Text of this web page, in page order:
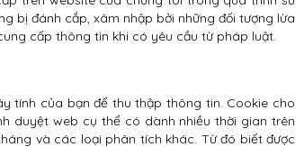
bị đánh cắp, xâm nhập bởi những đối tượng lừa
cấp thông tin khi có yêu cầu từ pháp luật.
tính của bạn để thu thập thông tin. Cookie cho
duyệt web cụ thể có dành nhiều thời gian trên
và các loại phân tích khác. Từ đó biết được